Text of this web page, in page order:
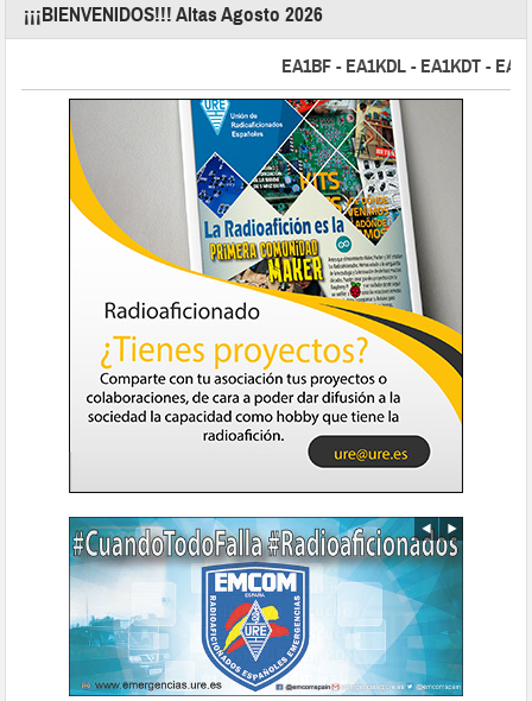
¡¡¡BIENVENIDOS!!! Altas Agosto 2026
EA1BF - EA1KDL - EA1KDT -